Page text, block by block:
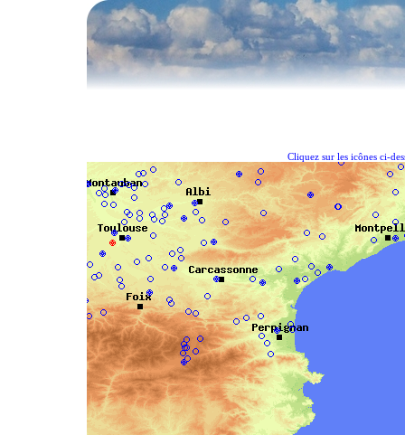
Cliquez sur les icônes ci-